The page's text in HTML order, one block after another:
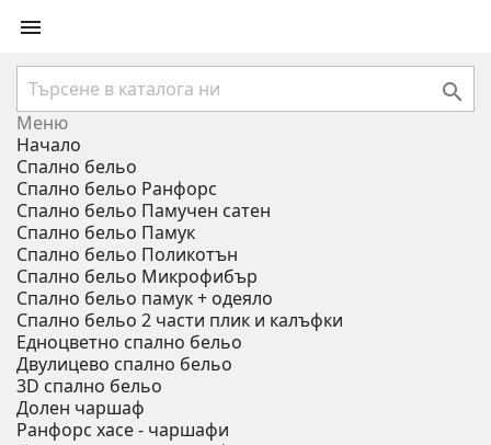


Меню
Начало
Спално бельо
Спално бельо Ранфорс
Спално бельо Памучен сатен
Спално бельо Памук
Спално бельо Поликотън
Спално бельо Микрофибър
Спално бельо памук + одеяло
Спално бельо 2 части плик и калъфки
Eдноцветно спално бельо
Двулицево спално бельо
3D спално бельо
Долен чаршаф
Ранфорс хасе - чаршафи